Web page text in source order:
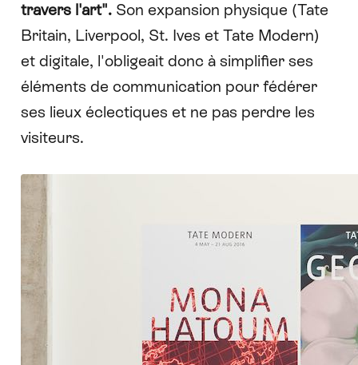
travers l'art".Son expansion physique (Tate
Britain, Liverpool, St. Ives et Tate Modern)
et digitale, l'obligeait donc à simplifier ses
éléments de communication pour fédérer
ses lieux éclectiques et ne pas perdre les
visiteurs.